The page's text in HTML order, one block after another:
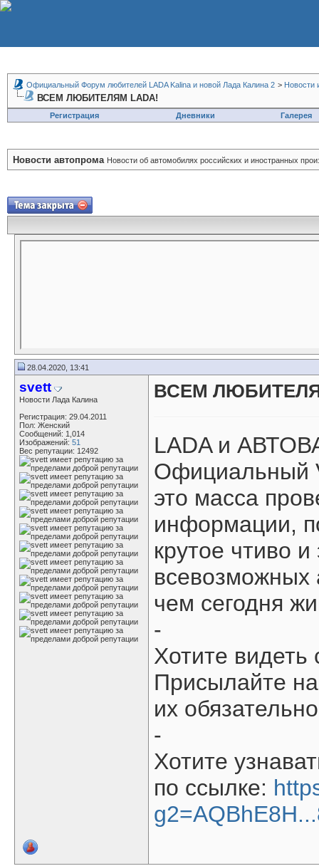
Официальный Форум любителей LADA Kalina и новой Лада Калина 2 > Новости
ВСЕМ ЛЮБИТЕЛЯМ LADA!
Регистрация Дневники Галерея
Новости автопрома Новости об автомобилях российских и иностранных
28.04.2020, 13:41
svett
Новости Лада Калина
Регистрация: 29.04.2011
Пол: Женский
Сообщений: 1,014
Изображений: 51
Вес репутации: 12492
ВСЕМ
LADA и
Официальный
это масса
информации,
крутое чтиво
всевозможных
чем сегодня
-
Хотите
Присылайте
их
-
Хотите
по ссылке: